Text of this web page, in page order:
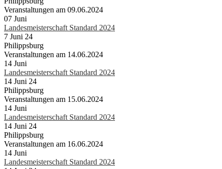
Veranstaltungen am 09.06.2024
07 Juni
Landesmeisterschaft Standard 2024
7 Juni 24
Philippsburg
Veranstaltungen am 14.06.2024
14 Juni
Landesmeisterschaft Standard 2024
14 Juni 24
Philippsburg
Veranstaltungen am 15.06.2024
14 Juni
Landesmeisterschaft Standard 2024
14 Juni 24
Philippsburg
Veranstaltungen am 16.06.2024
14 Juni
Landesmeisterschaft Standard 2024